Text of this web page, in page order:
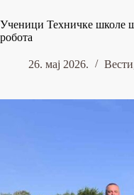
Ученици Техничке школе
робота
26. мај 2026. Вести